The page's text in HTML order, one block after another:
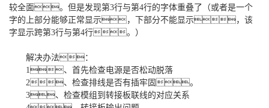
较全面。但是发现第3行与第4行的字体重叠了（或者是一个
字的上部分能够正常显示，下部分不能显示，该
字显示跨第3行与第4行。）
解决办法：
1、首先检查电源是否松动脱落
2、检查排线是否有插牢固。
3、检查模组到转接板联线的对应关系